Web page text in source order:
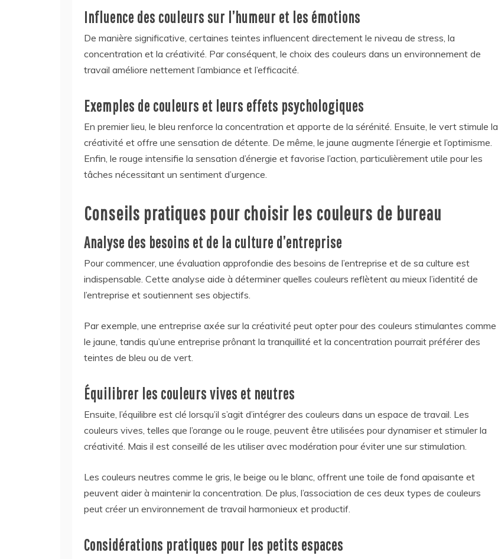
Influence des couleurs sur l’humeur et les émotions
De manière significative, certaines teintes influencent directement le niveau de stress, la
concentration et la créativité. Par conséquent, le choix des couleurs dans un environnement de
travail améliore nettement l’ambiance et l’efficacité.
Exemples de couleurs et leurs effets psychologiques
En premier lieu, le bleu renforce la concentration et apporte de la sérénité. Ensuite, le vert stimule la
créativité et offre une sensation de détente. De même, le jaune augmente l’énergie et l’optimisme.
Enfin, le rouge intensifie la sensation d’énergie et favorise l’action, particulièrement utile pour les
tâches nécessitant un sentiment d’urgence.
Conseils pratiques pour choisir les couleurs de bureau
Analyse des besoins et de la culture d’entreprise
Pour commencer, une évaluation approfondie des besoins de l’entreprise et de sa culture est
indispensable. Cette analyse aide à déterminer quelles couleurs reflètent au mieux l’identité de
l’entreprise et soutiennent ses objectifs.
Par exemple, une entreprise axée sur la créativité peut opter pour des couleurs stimulantes comme
le jaune, tandis qu’une entreprise prônant la tranquillité et la concentration pourrait préférer des
teintes de bleu ou de vert.
Équilibrer les couleurs vives et neutres
Ensuite, l’équilibre est clé lorsqu’il s’agit d’intégrer des couleurs dans un espace de travail. Les
couleurs vives, telles que l’orange ou le rouge, peuvent être utilisées pour dynamiser et stimuler la
créativité. Mais il est conseillé de les utiliser avec modération pour éviter une sur stimulation.
Les couleurs neutres comme le gris, le beige ou le blanc, offrent une toile de fond apaisante et
peuvent aider à maintenir la concentration. De plus, l’association de ces deux types de couleurs
peut créer un environnement de travail harmonieux et productif.
Considérations pratiques pour les petits espaces